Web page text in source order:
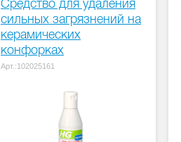
Средство для удаления
сильных загрязнений на
керамических
конфорках
Арт.:102025161